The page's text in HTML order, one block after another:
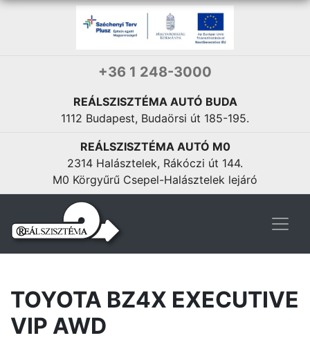
+36 1 248-3000
REÁLSZISZTÉMA AUTÓ BUDA
1112 Budapest, Budaörsi út 185-195.
REÁLSZISZTÉMA AUTÓ M0
2314 Halásztelek, Rákóczi út 144.
M0 Körgyűrű Csepel-Halásztelek lejáró
TOYOTA BZ4X EXECUTIVE
VIP AWD